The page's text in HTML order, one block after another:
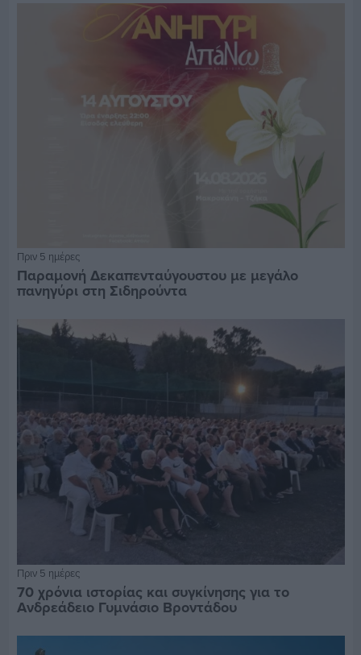
Πριν 5 ημέρες
Παραμονή Δεκαπενταύγουστου με μεγάλο
πανηγύρι στη Σιδηρούντα
Πριν 5 ημέρες
70 χρόνια ιστορίας και συγκίνησης για το
Ανδρεάδειο Γυμνάσιο Βροντάδου